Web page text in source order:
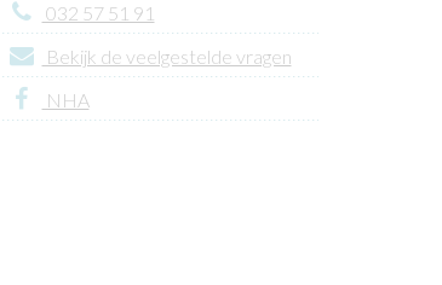
032 57 51 91
Bekijk de veelgestelde vragen
NHA